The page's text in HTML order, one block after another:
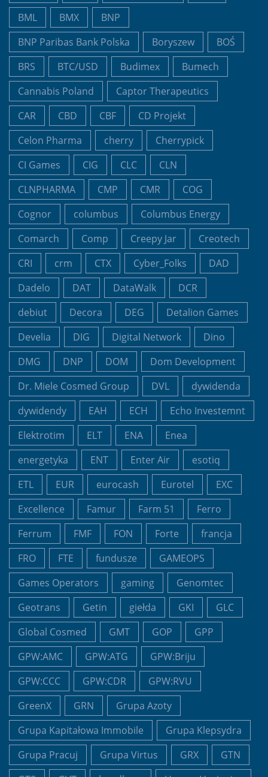
BML
BMX
BNP
BNP Paribas Bank Polska
Boryszew
BOŚ
BRS
BTC/USD Budimex
Bumech
Cannabis Poland
Captor Therapeutics
CAR
CBD CBF
CD Projekt
Celon Pharma
cherry
Cherrypick
CI Games
CIG CLC
CLN
CLNPHARMA
CMP CMR
COG
Cognor
columbus
Columbus Energy
Comarch
Comp Creepy Jar
Creotech
CRI
crm CTX Cyber_Folks
DAD
Dadelo
DAT DataWalk
DCR
debiut
Decora DEG
Detalion Games
Develia
DIG Digital Network
Dino
DMG
DNP DOM
Dom Development
Dr. Miele Cosmed Group
DVL
dywidenda
dywidendy
EAH ECH
Echo Investemnt
Elektrotim
ELT ENA
Enea
energetyka
ENT Enter Air
esotiq
ETL
EUR eurocash Eurotel
EXC
Excellence
Famur Farm 51
Ferro
Ferrum
FMF FON Forte
francja
FRO
FTE fundusze
GAMEOPS
Games Operators
gaming
Genomtec
Geotrans
Getin giełda GKI
GLC
Global Cosmed
GMT GOP
GPP
GPW:AMC
GPW:ATG
GPW:Briju
GPW:CCC
GPW:CDR
GPW:RVU
GreenX
GRN
Grupa Azoty
Grupa Kapitałowa Immobile
Grupa Klepsydra
Grupa Pracuj
Grupa Virtus GRX
GTN